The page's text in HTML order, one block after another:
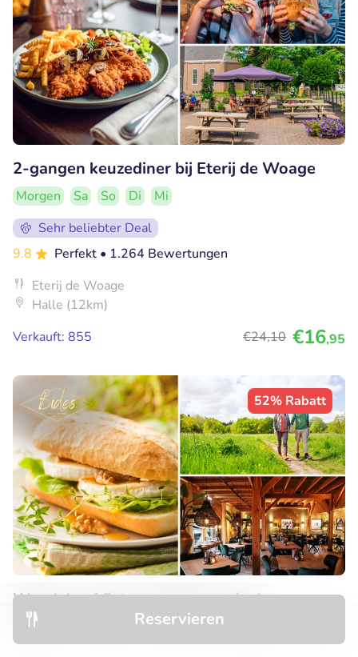
Reservieren
2-gangen keuzediner bij Eterij de Woage
Morgen Sa So Di
Mi
Sehr beliebter Deal
9.8
Perfekt • 1.264 Bewertungen
Eterij de Woage
Halle (12km)
Verkauft: 855
€24,10 €16,95
52% Rabatt
Wandel- of fietsarrangement incl.
lunchplank bij Bides: Food & Drinks
Morgen Sa So Mi